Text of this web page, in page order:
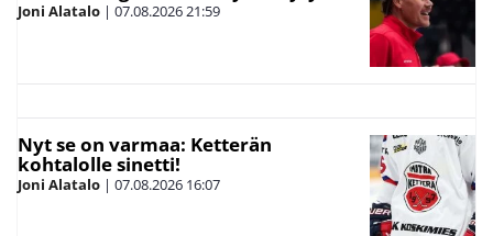
Joni Alatalo | 07.08.202621:59
Nyt se on varmaa: Ketterän
kohtalolle sinetti!
Joni Alatalo | 07.08.2026 16:07